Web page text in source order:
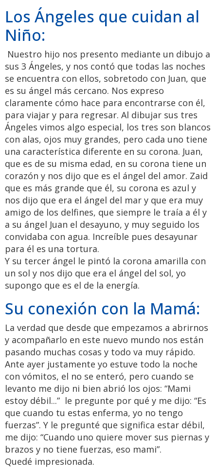
Los Ángeles que cuidan al
Niño:
Nuestro hijo nos presento mediante un dibujo a
sus 3 Ángeles, y nos contó que todas las noches
se encuentra con ellos, sobretodo con Juan, que
es su ángel más cercano. Nos expreso
claramente cómo hace para encontrarse con él,
para viajar y para regresar. Al dibujar sus tres
Ángeles vimos algo especial, los tres son blancos
con alas, ojos muy grandes, pero cada uno tiene
una característica diferente en su corona. Juan,
que es de su misma edad, en su corona tiene un
corazón y nos dijo que es el ángel del amor. Zaid
que es más grande que él, su corona es azul y
nos dijo que era el ángel del mar y que era muy
amigo de los delfines, que siempre le traía a él y
a su ángel Juan el desayuno, y muy seguido los
convidaba con agua. Increíble pues desayunar
para él es una tortura.
Y su tercer ángel le pintó la corona amarilla con
un sol y nos dijo que era el ángel del sol, yo
supongo que es el de la energía.
Su conexión con la Mamá:
La verdad que desde que empezamos a abrirnos
y acompañarlo en este nuevo mundo nos están
pasando muchas cosas y todo va muy rápido.
Ante ayer justamente yo estuve todo la noche
con vómitos, el no se enteró, pero cuando se
levanto me dijo ni bien abrió los ojos: “Mami
estoy débil...” le pregunte por qué y me dijo: “Es
que cuando tu estas enferma, yo no tengo
fuerzas”. Y le pregunté que significa estar débil,
me dijo: “Cuando uno quiere mover sus piernas y
brazos y no tiene fuerzas, eso mami”.
Quedé impresionada.